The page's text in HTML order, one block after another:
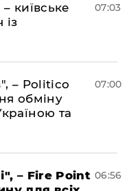
київське
із
07:03
– Politico
обміну
та
07:00
– Fire Point 06:56